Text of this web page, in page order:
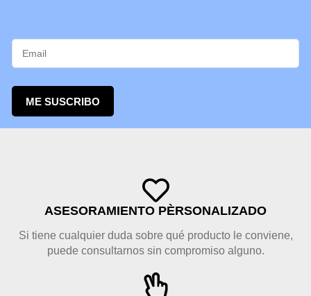
ME SUSCRIBO
ASESORAMIENTO PÈRSONALIZADO
Si tiene cualquier duda sobre qué producto le conviene,
puede consultarnos sin compromiso alguno.